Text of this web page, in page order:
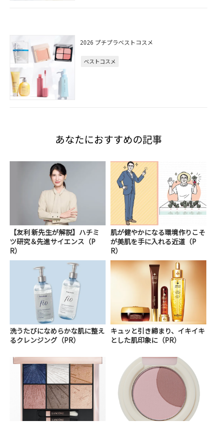
2026 プチプラベストコスメ
ベストコスメ
あなたにおすすめの記事
【友利 新先生が解説】ハチミ
ツ研究＆先進サイエンス（P
R）
肌が健やかになる環境作りこそ
が美肌を手に入れる近道（P
R）
洗うたびになめらかな肌に整え
るクレンジング（PR）
キュッと引き締まり、イキイキ
とした肌印象に（PR）